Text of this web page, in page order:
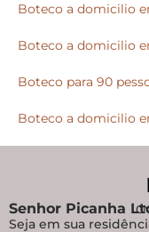
Boteco a domicilio
Boteco a domicilio
Boteco para 90
Boteco a domicilio
Senhor Picanha
Seja em sua